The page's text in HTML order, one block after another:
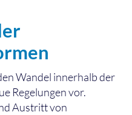
Wandel innerhalb der
Regelungen vor.
Austritt von